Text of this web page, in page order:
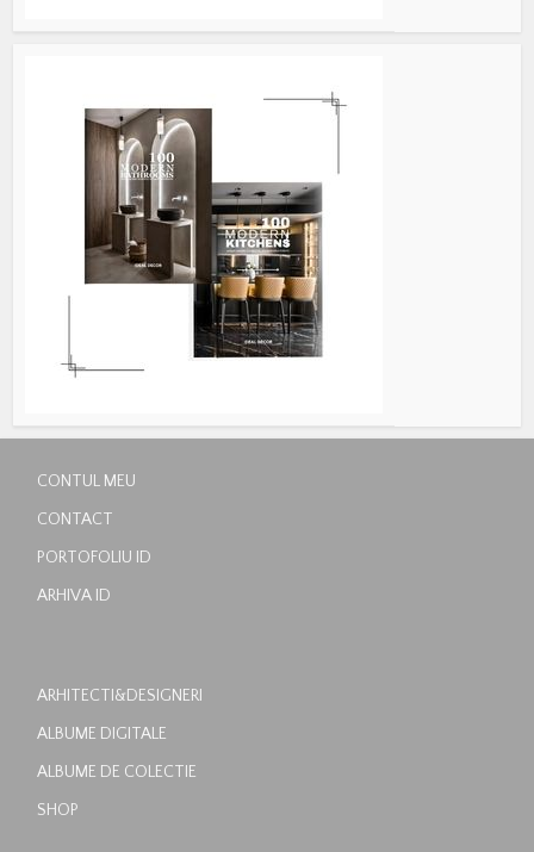
CONTUL MEU
CONTACT
PORTOFOLIU ID
ARHIVA ID
ARHITECTI&DESIGNERI
ALBUME DIGITALE
ALBUME DE COLECTIE
SHOP